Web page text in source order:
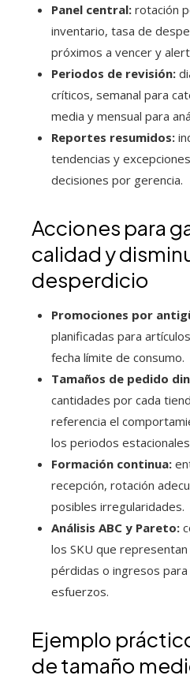
Panel central: rotación
inventario, tasa de
próximos a vencer y
Periodos de revisión:
críticos, semanal para
media y mensual para
Reportes resumidos:
tendencias y
decisiones por gerencia.
Acciones para
calidad y
desperdicio
Promociones por
planificadas para
fecha límite de consumo.
Tamaños de pedido
cantidades por cada
referencia el
los periodos
Formación continua:
recepción, rotación
posibles irregularidades.
Análisis ABC y Pareto:
los SKU que
pérdidas o ingresos
esfuerzos.
Ejemplo
de tamaño